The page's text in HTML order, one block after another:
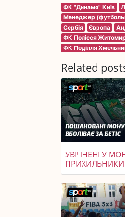
ФК "Динамо" Київ
Менеджер
Сербія
Європа
ФК Полісся
ФК Поділля
Related
УВІЧНЕНІ У
ПРИХИЛЬНИКИ